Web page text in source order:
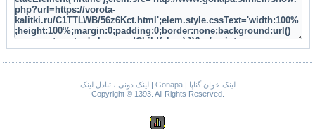
لینک دونی ، تبادل لینک| Gonapa|
لینک خوان گناپا
Copyright © 1393. All Rights Reserved.